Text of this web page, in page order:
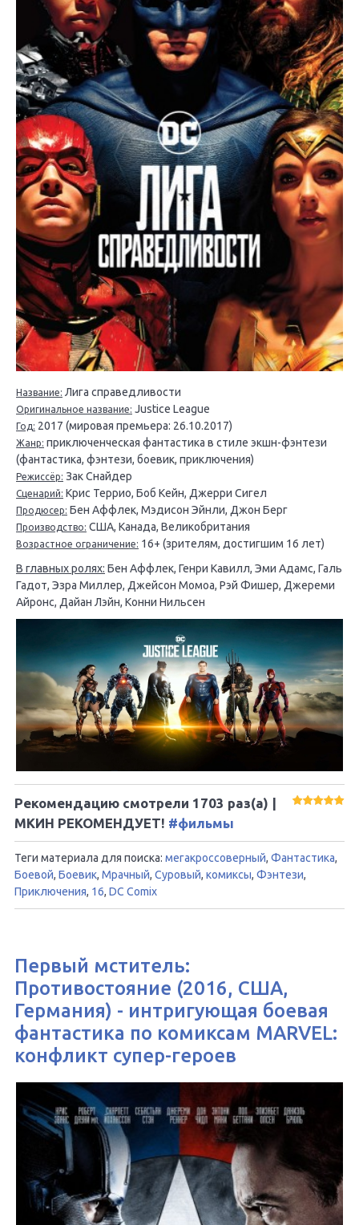
Название: Лига справедливости
Оригинальное название: Justice League
Год: 2017 (мировая премьера: 26.10.2017)
Жанр: приключенческая фантастика в стиле экшн-фэнтези
(фантастика, фэнтези, боевик, приключения)
Режиссёр: Зак Снайдер
Сценарий: Крис Террио, Боб Кейн, Джерри Сигел
Продюсер: Бен Аффлек, Мэдисон Эйнли, Джон Берг
Производство: США, Канада, Великобритания
Возрастное ограничение: 16+ (зрителям, достигшим 16 лет)
В главных ролях: Бен Аффлек, Генри Кавилл, Эми Адамс, Галь
Гадот, Эзра Миллер, Джейсон Момоа, Рэй Фишер, Джереми
Айронс, Дайан Лэйн, Конни Нильсен
Рекомендацию смотрели 1703 раз(а) |
МКИН РЕКОМЕНДУЕТ! #фильмы
Теги материала для поиска: мегакроссоверный, Фантастика,
Боевой, Боевик, Мрачный, Суровый, комиксы, Фэнтези,
Приключения, 16, DC Comix
Первый мститель:
Противостояние (2016, США,
Германия) - интригующая боевая
фантастика по комиксам MARVEL:
конфликт супер-героев